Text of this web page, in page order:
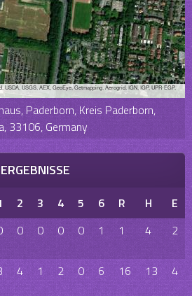
USGS, AEX, GeoEye, Getmapping, Aerogrid, IGN, IGP, UPR-EGP,
Paderborn, Kreis Paderborn,
33106, Germany
ERGEBNISSE
2 3 4 5 6 R H
E
0 0 0 0 1 1 4 2
4 1 2 0 6 16 13 4